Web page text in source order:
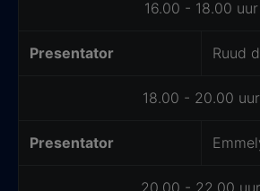
16.00 - 18.00 uur
Presentator Ruud
18.00 - 20.00 uur
Presentator
20.00 - 22.00 uur